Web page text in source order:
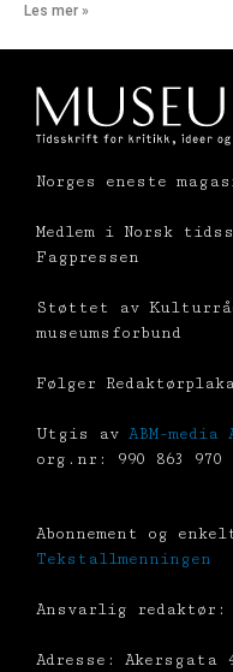
Les mer »
Norges eneste
Medlem i Norsk
Fagpressen
Støttet av
museumsforbund
Følger
Utgis av ABM-media
org.nr: 990 863 970
Abonnement og
Tekstallmenningen
Ansvarlig redaktør:
Adresse: Akersgata